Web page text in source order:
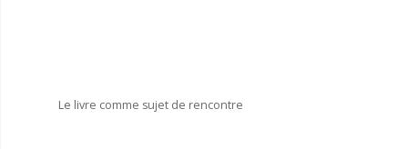
Le livre comme sujet de rencontre